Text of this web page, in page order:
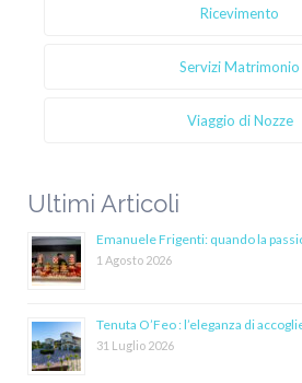
Ricevimento
Servizi Matrimonio
Viaggio di Nozze
Ultimi Articoli
Emanuele Frigenti: quando la
1 Agosto 2026
Tenuta O’Feo : l’eleganza di
31 Luglio 2026